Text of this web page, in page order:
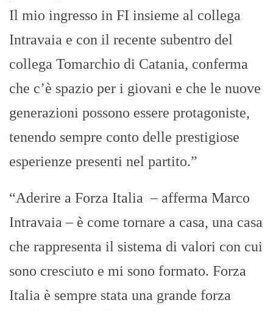
Il mio ingresso in FI insieme al collega
Intravaia e con il recente subentro del
collega Tomarchio di Catania, conferma
che c’è spazio per i giovani e che le nuove
generazioni possono essere protagoniste,
tenendo sempre conto delle prestigiose
esperienze presenti nel partito.”
“Aderire a Forza Italia – afferma Marco
Intravaia – è come tornare a casa, una casa
che rappresenta il sistema di valori con cui
sono cresciuto e mi sono formato. Forza
Italia è sempre stata una grande forza